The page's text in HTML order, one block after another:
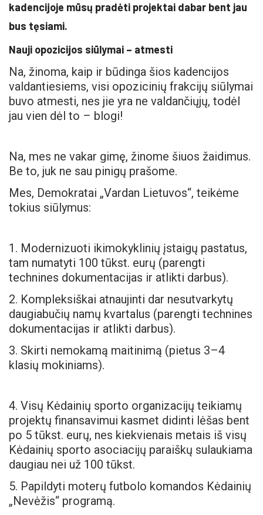
kadencijoje mūsų pradėti projektai dabar bent jau
bus tęsiami.
Nauji opozicijos siūlymai – atmesti
Na, žinoma, kaip ir būdinga šios kadencijos
valdantiesiems, visi opozicinių frakcijų siūlymai
buvo atmesti, nes jie yra ne valdančiųjų, todėl
jau vien dėl to – blogi!
Na, mes ne vakar gimę, žinome šiuos žaidimus.
Be to, juk ne sau pinigų prašome.
Mes, Demokratai „Vardan Lietuvos“, teikėme
tokius siūlymus:
1. Modernizuoti ikimokyklinių įstaigų pastatus,
tam numatyti 100 tūkst. eurų (parengti
technines dokumentacijas ir atlikti darbus).
2. Kompleksiškai atnaujinti dar nesutvarkytų
daugiabučių namų kvartalus (parengti technines
dokumentacijas ir atlikti darbus).
3. Skirti nemokamą maitinimą (pietus 3–4
klasių mokiniams).
4. Visų Kėdainių sporto organizacijų teikiamų
projektų finansavimui kasmet didinti lėšas bent
po 5 tūkst. eurų, nes kiekvienais metais iš visų
Kėdainių sporto asociacijų paraiškų sulaukiama
daugiau nei už 100 tūkst.
5. Papildyti moterų futbolo komandos Kėdainių
„Nevėžis“ programą.